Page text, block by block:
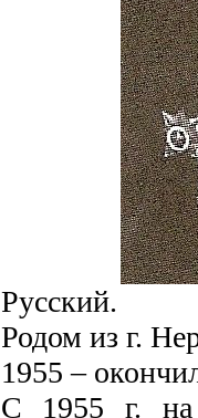
Русский.
Родом из г.
1955 –
С 1955 г. на